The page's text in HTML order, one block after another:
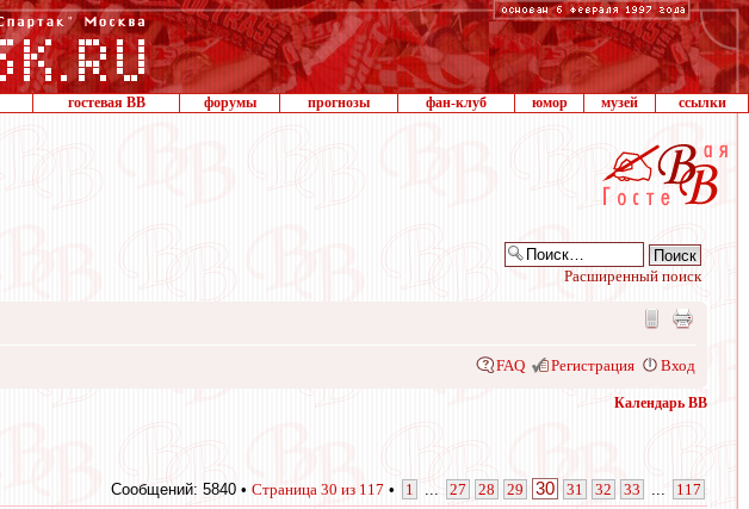
гостевая ВВ форумы прогнозы фан-клуб юмор музей ссылки
Расширенный поиск
FAQ Регистрация Вход
Календарь ВВ
Сообщений: 5840 • Страница 30 из 117 • 1 27 28 29 30 31 32 33 117